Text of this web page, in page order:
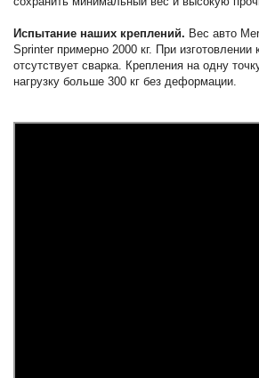
Испытание наших креплений. Вес авто
Sprinter примерно 2000 кг. При
отсутствует сварка. Крепления на одну
нагрузку больше 300 кг без деформации.